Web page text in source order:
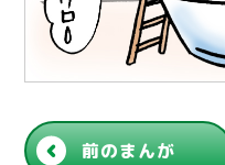
前のまんが